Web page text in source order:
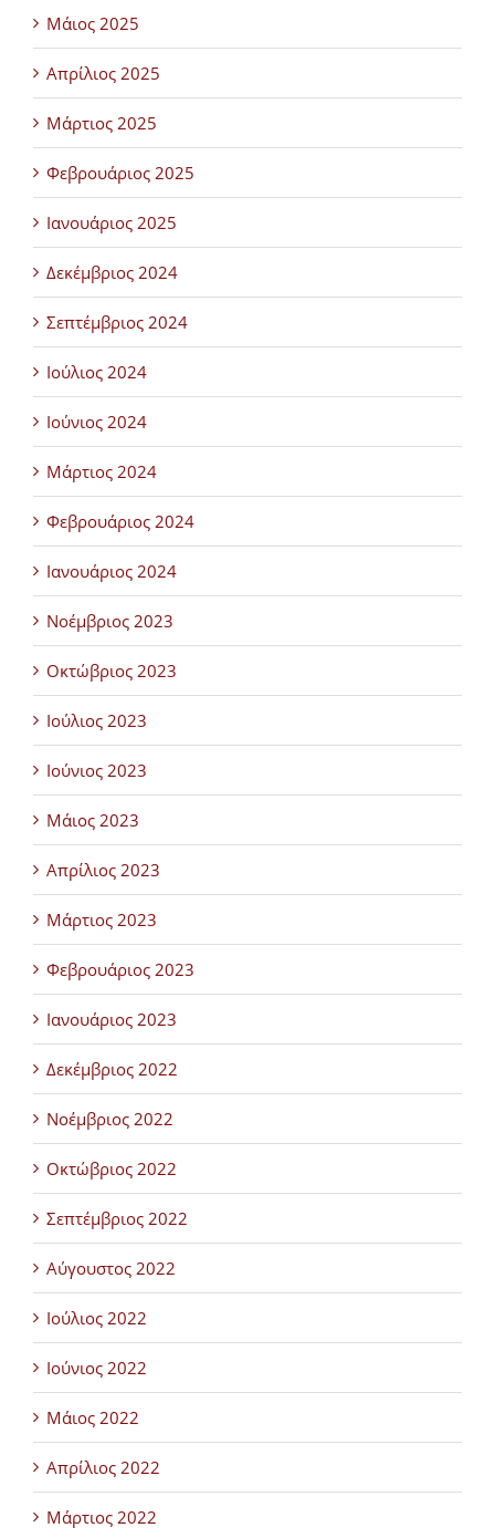
Μάιος 2025
Απρίλιος 2025
Μάρτιος 2025
Φεβρουάριος 2025
Ιανουάριος 2025
Δεκέμβριος 2024
Σεπτέμβριος 2024
Ιούλιος 2024
Ιούνιος 2024
Μάρτιος 2024
Φεβρουάριος 2024
Ιανουάριος 2024
Νοέμβριος 2023
Οκτώβριος 2023
Ιούλιος 2023
Ιούνιος 2023
Μάιος 2023
Απρίλιος 2023
Μάρτιος 2023
Φεβρουάριος 2023
Ιανουάριος 2023
Δεκέμβριος 2022
Νοέμβριος 2022
Οκτώβριος 2022
Σεπτέμβριος 2022
Αύγουστος 2022
Ιούλιος 2022
Ιούνιος 2022
Μάιος 2022
Απρίλιος 2022
Μάρτιος 2022